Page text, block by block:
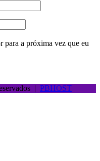
para a próxima vez que eu
| PBHOST